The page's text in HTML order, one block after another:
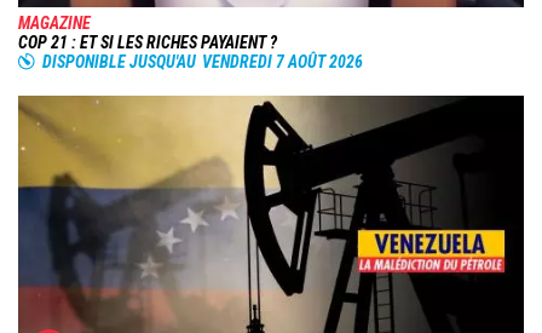
MAGAZINE
COP 21 : ET SI LES RICHES PAYAIENT ?
DISPONIBLE JUSQU'AU VENDREDI 7 AOÛT 2026
Image